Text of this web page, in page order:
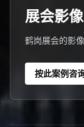
展会影
鹤岗展会的影
按此案例咨